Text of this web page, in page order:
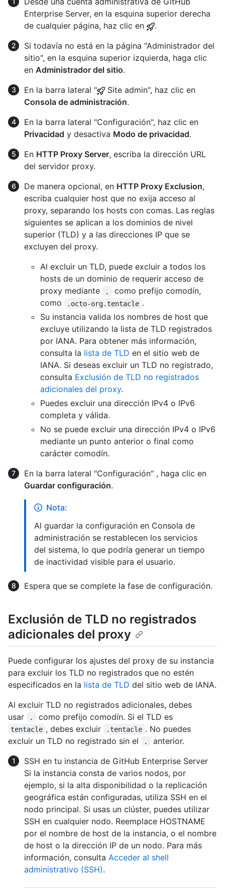
Enterprise Server, en la esquina superior derecha
de cualquier página, haz clic en
.
Si todavía no está en la página "Administrador del
sitio", en la esquina superior izquierda, haga clic
en Administrador del sitio.
En la barra lateral "
Site admin", haz clic en
Consola de administración.
En la barra lateral "Configuración", haz clic en
Privacidad y desactiva Modo de privacidad.
En HTTP Proxy Server, escriba la dirección URL
del servidor proxy.
De manera opcional, en HTTP Proxy Exclusion,
escriba cualquier host que no exija acceso al
proxy, separando los hosts con comas. Las reglas
siguientes se aplican a los dominios de nivel
superior (TLD) y a las direcciones IP que se
excluyen del proxy.
Al excluir un TLD, puede excluir a todos los
hosts de un dominio de requerir acceso de
proxy mediante
.
como prefijo comodín,
como
.octo-org.tentacle .
Su instancia valida los nombres de host que
excluye utilizando la lista de TLD registrados
por IANA. Para obtener más información,
consulta la lista de TLD en el sitio web de
IANA. Si deseas excluir un TLD no registrado,
consulta Exclusión de TLD no registrados
adicionales del proxy.
Puedes excluir una dirección IPv4 o IPv6
completa y válida.
No se puede excluir una dirección IPv4 o IPv6
mediante un punto anterior o final como
carácter comodín.
En la barra lateral "Configuración" , haga clic en
Guardar configuración.
Nota:
Al guardar la configuración en Consola de
administración se restablecen los servicios
del sistema, lo que podría generar un tiempo
de inactividad visible para el usuario.
Espera que se complete la fase de configuración.
Exclusión de TLD no registrados
adicionales del proxy
Puede configurar los ajustes del proxy de su instancia
para excluir los TLD no registrados que no estén
especificados en la lista de TLD del sitio web de IANA.
Al excluir TLD no registrados adicionales, debes
usar
. como prefijo comodín. Si el TLD es
tentacle , debes excluir .tentacle . No puedes
excluir un TLD no registrado sin el
.
anterior.
SSH en tu instancia de GitHub Enterprise Server
Si la instancia consta de varios nodos, por
ejemplo, si la alta disponibilidad o la replicación
geográfica están configuradas, utiliza SSH en el
nodo principal. Si usas un clúster, puedes utilizar
SSH en cualquier nodo. Reemplace HOSTNAME
por el nombre de host de la instancia, o el nombre
de host o la dirección IP de un nodo. Para más
información, consulta Acceder al shell
administrativo (SSH).